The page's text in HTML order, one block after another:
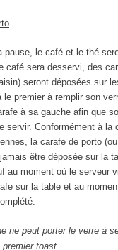
pause, le café et le thé
café sera desservi, des
seront déposées sur
le premier à remplir son
à sa gauche afin que
servir. Conformément à la
la carafe de porto
être déposée sur la
au moment où le serveur
sur la table et au
ne peut porter le verre à
toast.